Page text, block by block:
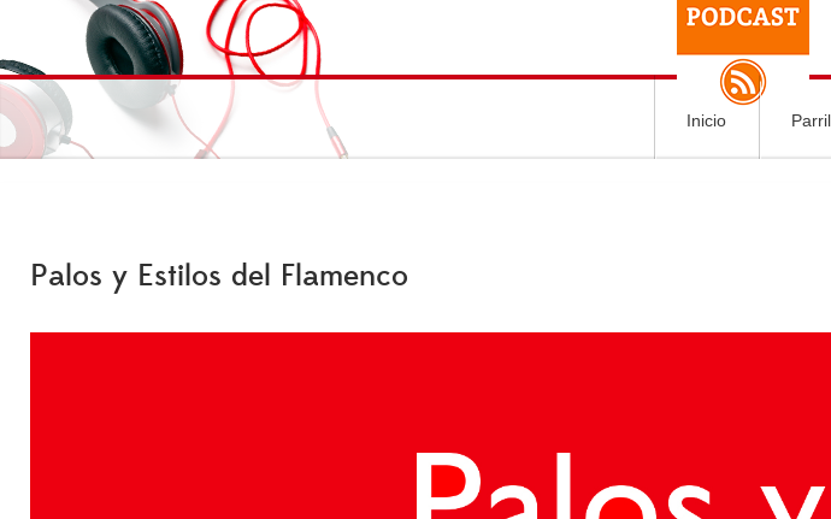
Inicio
Palos y Estilos del Flamenco